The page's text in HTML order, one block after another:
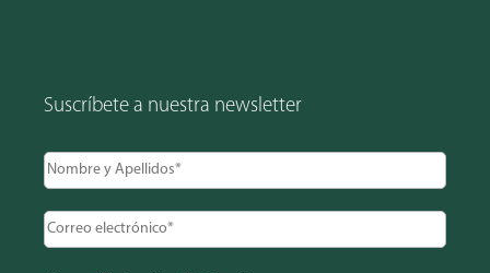
Suscríbete a nuestra newsletter